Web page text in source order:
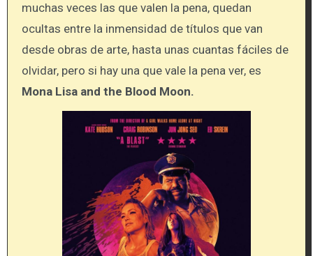
muchas veces las que valen la pena, quedan
ocultas entre la inmensidad de títulos que van
desde obras de arte, hasta unas cuantas fáciles de
olvidar, pero si hay una que vale la pena ver, es
Mona Lisa and the Blood Moon.